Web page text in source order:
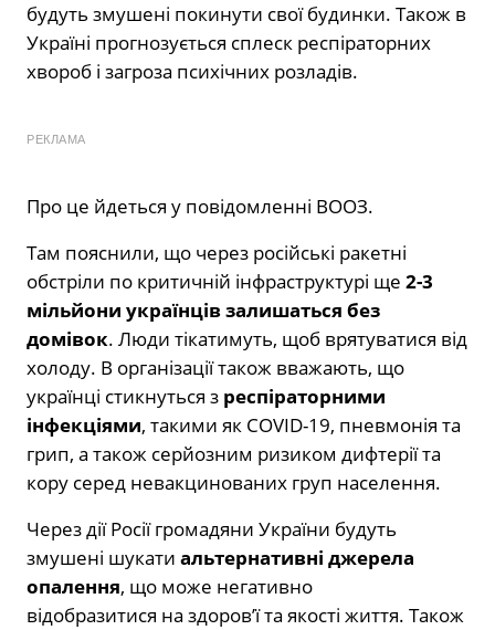
будуть змушені покинути свої будинки. Також в
Україні прогнозується сплеск респіраторних
хвороб і загроза психічних розладів.
РЕКЛАМА
Про це йдеться у повідомленні ВООЗ.
Там пояснили, що через російські ракетні
обстріли по критичній інфраструктурі ще 2-3
мільйони українців залишаться без
домівок. Люди тікатимуть, щоб врятуватися від
холоду. В організації також вважають, що
українці стикнуться з респіраторними
інфекціями, такими як COVID-19, пневмонія та
грип, а також серйозним ризиком дифтерії та
кору серед невакцинованих груп населення.
Через дії Росії громадяни України будуть
змушені шукати альтернативні джерела
опалення, що може негативно
відобразитися на здоров’ї та якості життя. Також